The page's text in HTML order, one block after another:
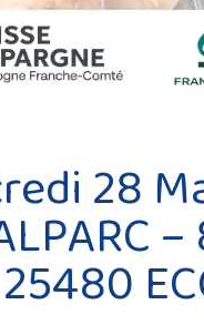
28
25480